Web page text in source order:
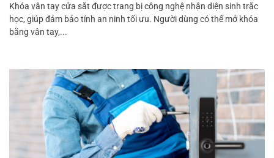
Khóa vân tay cửa sắt được trang bị công nghệ nhận diện sinh trắc
học, giúp đảm bảo tính an ninh tối ưu. Người dùng có thể mở khóa
bằng vân tay,...